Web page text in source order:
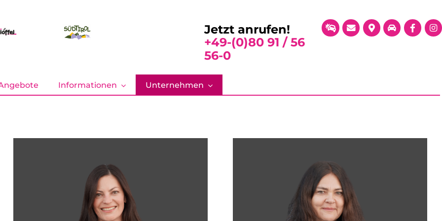
Jetzt anrufen!
+49-(0)80 91 / 56
56-0
Informationen Unternehmen